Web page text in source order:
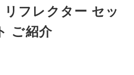
フレクター セッ
ご紹介